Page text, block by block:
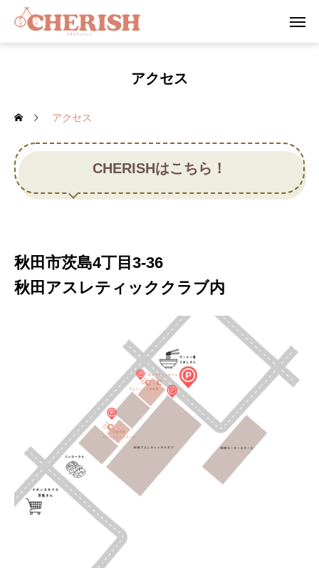
アクセス
アクセス
CHERISHはこちら！
秋田市茨島4丁目3-36
秋田アスレティッククラブ内